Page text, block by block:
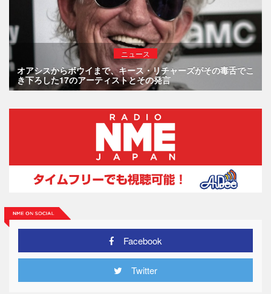
ニュース
オアシスからボウイまで、キース・リチャーズがその毒舌でこ
き下ろした17のアーティストとその発言
Facebook
Twitter